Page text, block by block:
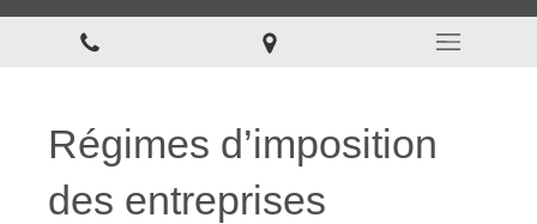
Régimes d’imposition
des entreprises